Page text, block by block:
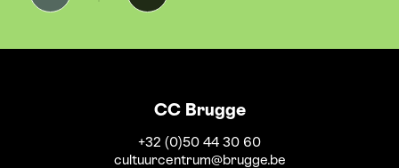
CC Brugge
+32 (0)50 44 30 60
cultuurcentrum@brugge.be